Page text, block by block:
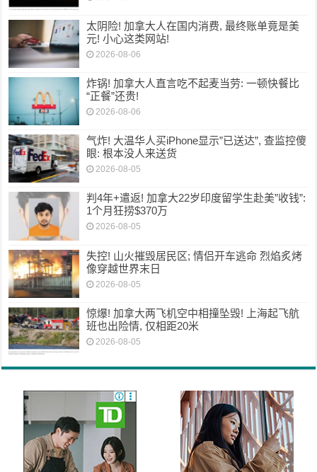
太阴险! 加拿大人在国内消费, 最终账单竟是美
元! 小心这类网站!
2026-08-06
炸锅! 加拿大人直言吃不起麦当劳: 一顿快餐比
“正餐”还贵!
2026-08-06
气炸! 大温华人买iPhone显示”已送达”, 查监控傻
眼: 根本没人来送货
2026-08-05
判4年+遣返! 加拿大22岁印度留学生赴美”收钱”:
1个月狂捞$370万
2026-08-05
失控! 山火摧毁居民区; 情侣开车逃命 烈焰炙烤
像穿越世界末日
2026-08-05
惊爆! 加拿大两飞机空中相撞坠毁! 上海起飞航
班也出险情, 仅相距20米
2026-08-05